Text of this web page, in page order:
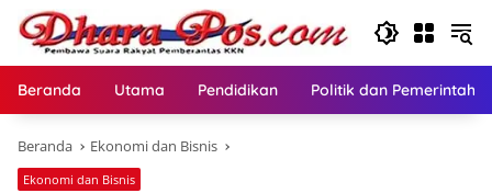
Langsung
konten
Beranda Utama Pendidikan Politik dan
Beranda Ekonomi dan Bisnis
Ekonomi dan Bisnis